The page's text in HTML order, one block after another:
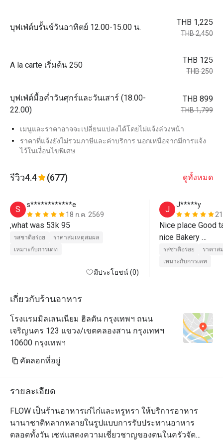
บุฟเฟ่ต์บรั้นช์วันอาทิตย์ 12.00-15.00 น.
THB 1,225
THB 2,450
A la carte เริ่มต้น 250
THB 125
THB 250
บุฟเฟ่ต์มื้อค่ำวันศุกร์และวันเสาร์ (18.00-
22.00)
THB 899
THB 1,799
เมนูและราคาอาจจะเปลี่ยนแปลงได้โดยไม่แจ้งล่วงหน้า
ราคาที่แจ้งยังไม่รวมภาษีและค่าบริการ นอกเหนือจากมีการแจ้ง
ไว้ในเงื่อนไขพิเศษ
รีวิว4.4 (677) ดูทั้งหมด
S
s************e
18 ก.ค. 2569
,what was 53k 95
รสชาติอร่อย
ราคาสมเหตุสมผล
เหมาะกับการเดท
มีประโยชน์ (0)
J
J*****y
Nice place Good
nice Bakery
Nice service
รสชาติอร่อย
ราคาส
เหมาะกับการเดท
เกี่ยวกับร้านอาหาร
โรงแรมมิลเลนเนียม ฮิลตัน กรุงเทพฯ ถนน
เจริญนคร 123 แขวง/เขตคลองสาน กรุงเทพฯ
10600 กรุงเทพฯ
คัดลอกที่อยู่
รายละเอียด
FLOW เป็นร้านอาหารเก๋ไก๋และหรูหรา ให้บริการอาหาร
นานาชาติหลากหลายในรูปแบบการรับประทานอาหาร
ตลอดทั้งวัน เชฟแสดงความเชี่ยวชาญของตนในครัวจัด